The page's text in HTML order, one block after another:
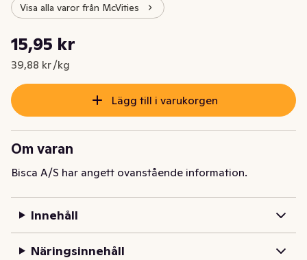
Visa alla varor från McVities
Nuvarande pris är: 15,95 kr
15,95 kr
39,88 kr /kg
Styckpris: 39,88 kr /kg
Lägg till i varukorgen
Om varan
Bisca A/S har angett ovanstående information.
Innehåll
Näringsinnehåll